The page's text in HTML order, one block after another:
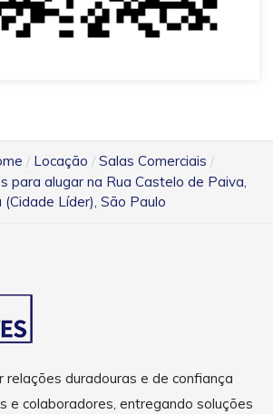
Locação
Salas Comerciais
para alugar na Rua Castelo de Paiva,
(Cidade Líder), São Paulo
relações duradouras e de confiança
e colaboradores, entregando soluções